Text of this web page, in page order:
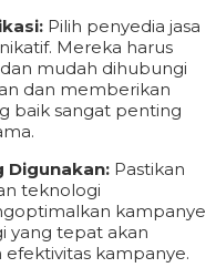
Pilih penyedia jasa
Mereka harus
mudah dihubungi
dan memberikan
baik sangat penting
Digunakan: Pastikan
teknologi
kampanye
yang tepat akan
kampanye.